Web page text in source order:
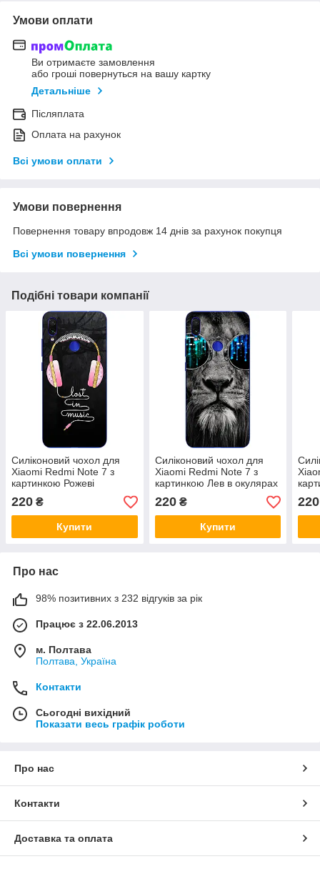
Умови оплати
Ви отримаєте замовлення
або гроші повернуться на вашу картку
Детальніше
Післяплата
Оплата на рахунок
Всі умови оплати
Умови повернення
Повернення товару впродовж 14 днів за рахунок покупця
Всі умови повернення
Подібні товари компанії
Силіконовий чохол для
Xiaomi Redmi Note 7 з
картинкою Рожеві
220 ₴
Купити
Силіконовий чохол для
Xiaomi Redmi Note 7 з
картинкою Лев в окулярах
220₴
Купити
220
Про нас
98% позитивних з 232 відгуків за рік
Працює з 22.06.2013
м. Полтава
Полтава, Україна
Контакти
Сьогодні вихідний
Показати весь графік роботи
Про нас
Контакти
Доставка та оплата